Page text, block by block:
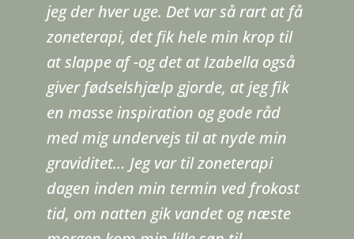
jeg der hver uge. Det var så rart at få
zoneterapi, det fik hele min krop til
at slappe af -og det at Izabella også
giver fødselshjælp gjorde, at jeg fik
en masse inspiration og gode råd
med mig undervejs til at nyde min
graviditet… Jeg var til zoneterapi
dagen inden min termin ved frokost
tid, om natten gik vandet og næste